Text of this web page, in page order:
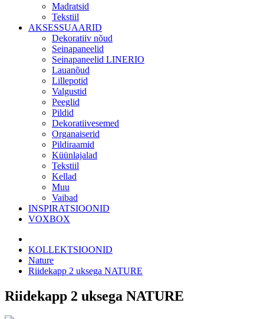
Madratsid
Tekstiil
AKSESSUAARID
Dekoratiiv nõud
Seinapaneelid
Seinapaneelid LINERIO
Lauanõud
Lillepotid
Valgustid
Peeglid
Pildid
Dekoratiivesemed
Organaiserid
Pildiraamid
Küünlajalad
Tekstiil
Kellad
Muu
Vaibad
INSPIRATSIOONID
VOXBOX
KOLLEKTSIOONID
Nature
Riidekapp 2 uksega NATURE
Riidekapp 2 uksega NATURE